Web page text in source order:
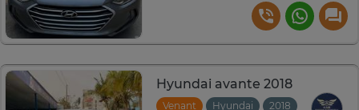
Hyundai avante 2018
Venant Hyundai 2018